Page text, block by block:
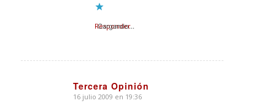
Cargando...
Responder
Tercera Opinión
Dice:
16 julio 2009 en 19:36